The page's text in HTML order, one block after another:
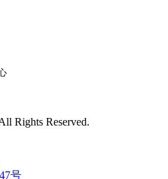
Rights Reserved.
号